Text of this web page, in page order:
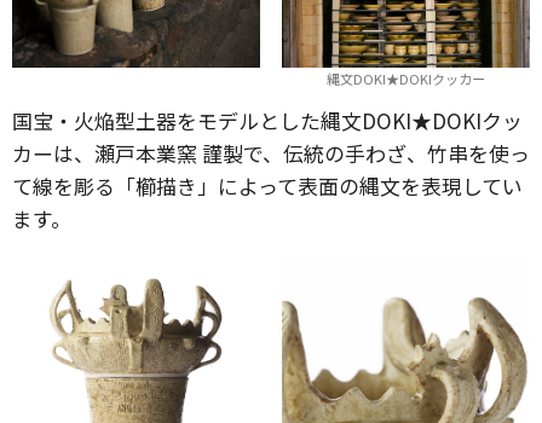
縄文DOKI★DOKIクッカー
国宝・火焔型土器をモデルとした縄文DOKI★DOKIクッ
カーは、瀬戸本業窯 謹製で、伝統の手わざ、竹串を使っ
て線を彫る「櫛描き」によって表面の縄文を表現してい
ます。